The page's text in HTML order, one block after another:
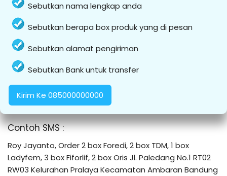
Sebutkan nama lengkap anda
Sebutkan berapa box produk yang di pesan
Sebutkan alamat pengiriman
Sebutkan Bank untuk transfer
Kirim Ke 085000000000
Contoh SMS :
Roy Jayanto, Order 2 box Foredi, 2 box TDM, 1 box
Ladyfem, 3 box Fiforlif, 2 box Oris Jl. Paledang No.1 RT02
RW03 Kelurahan Pralaya Kecamatan Ambaran Bandung